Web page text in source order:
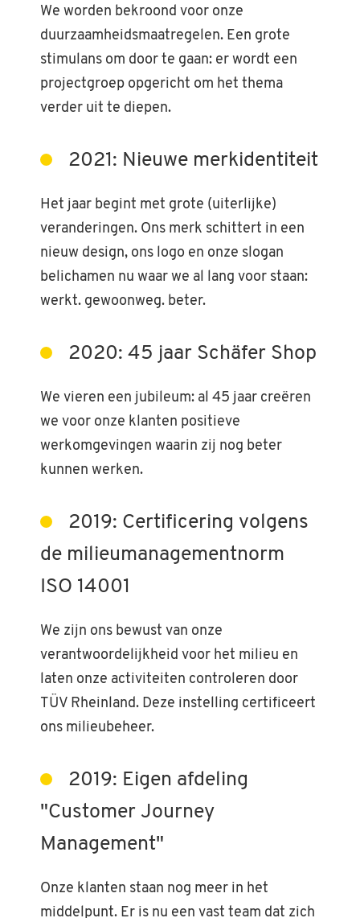
We worden bekroond voor onze
duurzaamheidsmaatregelen. Een grote
stimulans om door te gaan: er wordt een
projectgroep opgericht om het thema
verder uit te diepen.
2021: Nieuwe merkidentiteit
Het jaar begint met grote (uiterlijke)
veranderingen. Ons merk schittert in een
nieuw design, ons logo en onze slogan
belichamen nu waar we al lang voor staan:
werkt. gewoonweg. beter.
2020: 45 jaar Schäfer Shop
We vieren een jubileum: al 45 jaar creëren
we voor onze klanten positieve
werkomgevingen waarin zij nog beter
kunnen werken.
2019: Certificering volgens
de milieumanagementnorm
ISO 14001
We zijn ons bewust van onze
verantwoordelijkheid voor het milieu en
laten onze activiteiten controleren door
TÜV Rheinland. Deze instelling certificeert
ons milieubeheer.
2019: Eigen afdeling
"Customer Journey
Management"
Onze klanten staan nog meer in het
middelpunt. Er is nu een vast team dat zich